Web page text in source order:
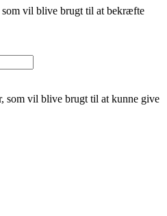
vil blive brugt til at bekræfte
som vil blive brugt til at kunne give